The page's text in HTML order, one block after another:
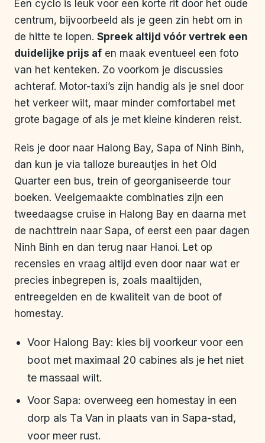
Een cyclo is leuk voor een korte rit door het oude
centrum, bijvoorbeeld als je geen zin hebt om in
de hitte te lopen. Spreek altijd vóór vertrek een
duidelijke prijs af en maak eventueel een foto
van het kenteken. Zo voorkom je discussies
achteraf. Motor-taxi’s zijn handig als je snel door
het verkeer wilt, maar minder comfortabel met
grote bagage of als je met kleine kinderen reist.
Reis je door naar Halong Bay, Sapa of Ninh Binh,
dan kun je via talloze bureautjes in het Old
Quarter een bus, trein of georganiseerde tour
boeken. Veelgemaakte combinaties zijn een
tweedaagse cruise in Halong Bay en daarna met
de nachttrein naar Sapa, of eerst een paar dagen
Ninh Binh en dan terug naar Hanoi. Let op
recensies en vraag altijd even door naar wat er
precies inbegrepen is, zoals maaltijden,
entreegelden en de kwaliteit van de boot of
homestay.
Voor Halong Bay: kies bij voorkeur voor een
boot met maximaal 20 cabines als je het niet
te massaal wilt.
Voor Sapa: overweeg een homestay in een
dorp als Ta Van in plaats van in Sapa-stad,
voor meer rust.